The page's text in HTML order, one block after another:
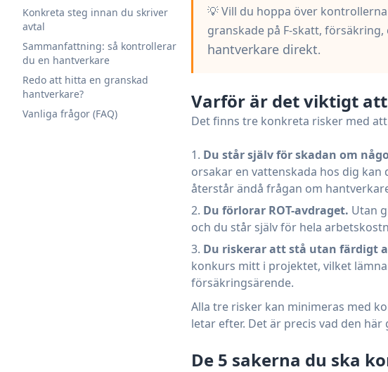
Konkreta steg innan du skriver
avtal
Sammanfattning: så kontrollerar
du en hantverkare
Redo att hitta en granskad
hantverkare?
Vanliga frågor (FAQ)
💡 Vill du hoppa över
granskade på F-skatt,
hantverkare direkt.
Varför är det viktigt
Det finns tre konkreta risker med
Du står själv för skadan om
orsakar en vattenskada hos dig kan
återstår ändå frågan om
Du förlorar ROT-avdraget. Utan
och du står själv för hela
Du riskerar att stå utan färdigt
konkurs mitt i projektet, vilket
försäkringsärende.
Alla tre risker kan minimeras med
letar efter. Det är precis vad den
De 5 sakerna du ska